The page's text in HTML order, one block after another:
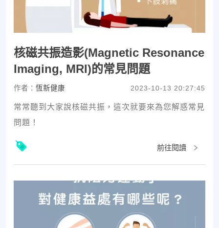
核磁共振造影(Magnetic Resonance
Imaging, MRI)的常見問題
作者： 恆新健康 2023-10-13 20:27:45
常常聽到大家說核磁共振，這次就要來為您解惑常見
問題！
前往閱讀